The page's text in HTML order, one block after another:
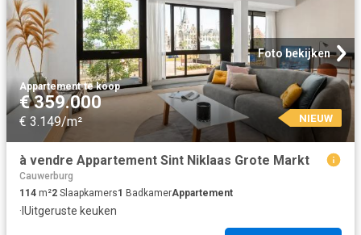
Foto bekijken
Appartement·te koop
€ 359.000
€ 3.149/m² NIEUW
à vendre Appartement Sint Niklaas Grote Markt
Cauwerburg
114 m²2 Slaapkamers1 BadkamerAppartement
· IUitgeruste keuken